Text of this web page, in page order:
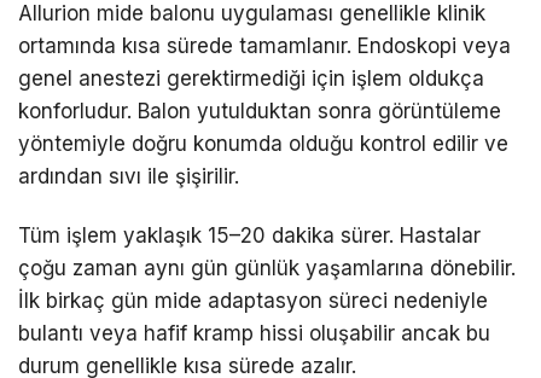
Allurion mide balonu uygulaması genellikle klinik
ortamında kısa sürede tamamlanır. Endoskopi veya
genel anestezi gerektirmediği için işlem oldukça
konforludur. Balon yutulduktan sonra görüntüleme
yöntemiyle doğru konumda olduğu kontrol edilir ve
ardından sıvı ile şişirilir.
Tüm işlem yaklaşık 15–20 dakika sürer. Hastalar
çoğu zaman aynı gün günlük yaşamlarına dönebilir.
İlk birkaç gün mide adaptasyon süreci nedeniyle
bulantı veya hafif kramp hissi oluşabilir ancak bu
durum genellikle kısa sürede azalır.